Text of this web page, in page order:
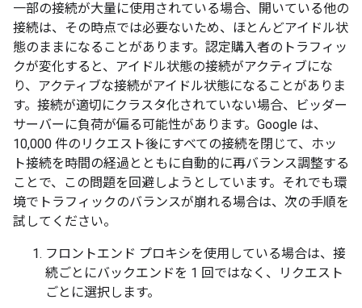
一部の接続が大量に使用されている場合、開いている他の
接続は、その時点では必要ないため、ほとんどアイドル状
態のままになることがあります。認定購入者のトラフィッ
クが変化すると、アイドル状態の接続がアクティブにな
り、アクティブな接続がアイドル状態になることがありま
す。接続が適切にクラスタ化されていない場合、ビッダー
サーバーに負荷が偏る可能性があります。Google は、
10,000 件のリクエスト後にすべての接続を閉じて、ホッ
ト接続を時間の経過とともに自動的に再バランス調整する
ことで、この問題を回避しようとしています。それでも環
境でトラフィックのバランスが崩れる場合は、次の手順を
試してください。
フロントエンド プロキシを使用している場合は、接
続ごとにバックエンドを 1 回ではなく、リクエスト
ごとに選択します。